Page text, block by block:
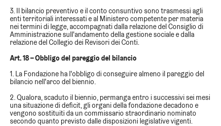
3. Il bilancio preventivo e il conto consuntivo sono trasmessi agli
enti territoriali interessati e al Ministero competente per materia
nei termini di legge, accompagnati dalla relazione del Consiglio di
Amministrazione sull'andamento della gestione sociale e dalla
relazione del Collegio dei Revisori dei Conti.
Art. 18 – Obbligo del pareggio del bilancio
1. La Fondazione ha l'obbligo di conseguire almeno il pareggio del
bilancio nell'arco del biennio.
2. Qualora, scaduto il biennio, permanga entro i successivi sei mesi
una situazione di deficit, gli organi della fondazione decadono e
vengono sostituiti da un commissario straordinario nominato
secondo quanto previsto dalle disposizioni legislative vigenti.